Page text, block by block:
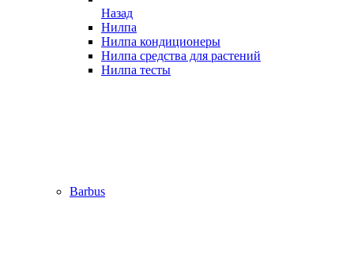
Назад
Нилпа
Нилпа кондиционеры
Нилпа средства для растений
Нилпа тесты
Barbus